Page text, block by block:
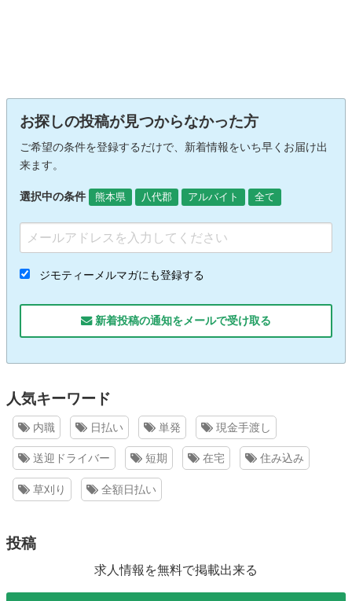
お探しの投稿が見つからなかった方
ご希望の条件を登録するだけで、新着情報をいち早くお届け出
来ます。
選択中の条件 熊本県 八代郡 アルバイト 全て
ジモティーメルマガにも登録する
新着投稿の通知をメールで受け取る
人気キーワード
内職 日払い 単発 現金手渡し
送迎ドライバー 短期 在宅 住み込み
草刈り 全額日払い
投稿
求人情報を無料で掲載出来る